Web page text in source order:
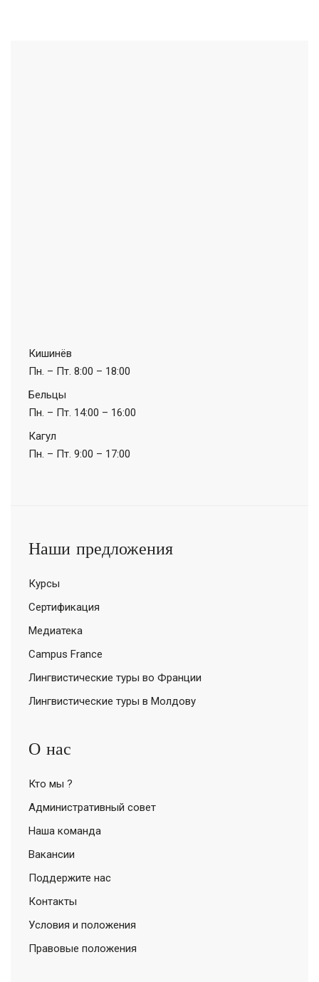
Кишинёв
Пн. – Пт. 8:00 – 18:00
Бельцы
Пн. – Пт. 14:00 – 16:00
Кагул
Пн. – Пт. 9:00 – 17:00
Наши предложения
Курсы
Сертификация
Медиатека
Campus France
Лингвистические туры во Франции
Лингвистические туры в Молдову
О нас
Кто мы ?
Административный совет
Наша команда
Вакансии
Поддержите нас
Контакты
Условия и положения
Правовые положения